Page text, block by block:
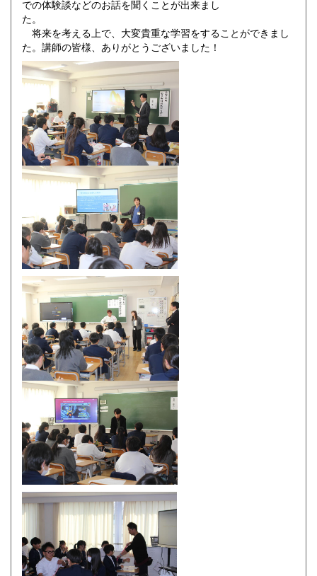
での体験談などのお話を聞くことが出来まし
た。
将来を考える上で、大変貴重な学習をすることができまし
た。講師の皆様、ありがとうございました！